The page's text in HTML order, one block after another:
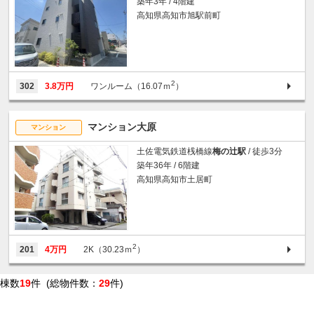
高知県高知市旭駅前町
302 3.8万円 ワンルーム（16.07ｍ2 ）
マンション マンション大原
土佐電気鉄道桟橋線梅の辻駅 / 徒歩3分
築年36年 / 6階建
高知県高知市土居町
201 4万円 2K（30.23ｍ2 ）
棟数19件 (総物件数： 29件)